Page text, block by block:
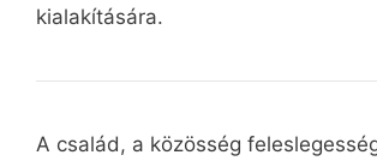
kialakítására.
A család, a közösség